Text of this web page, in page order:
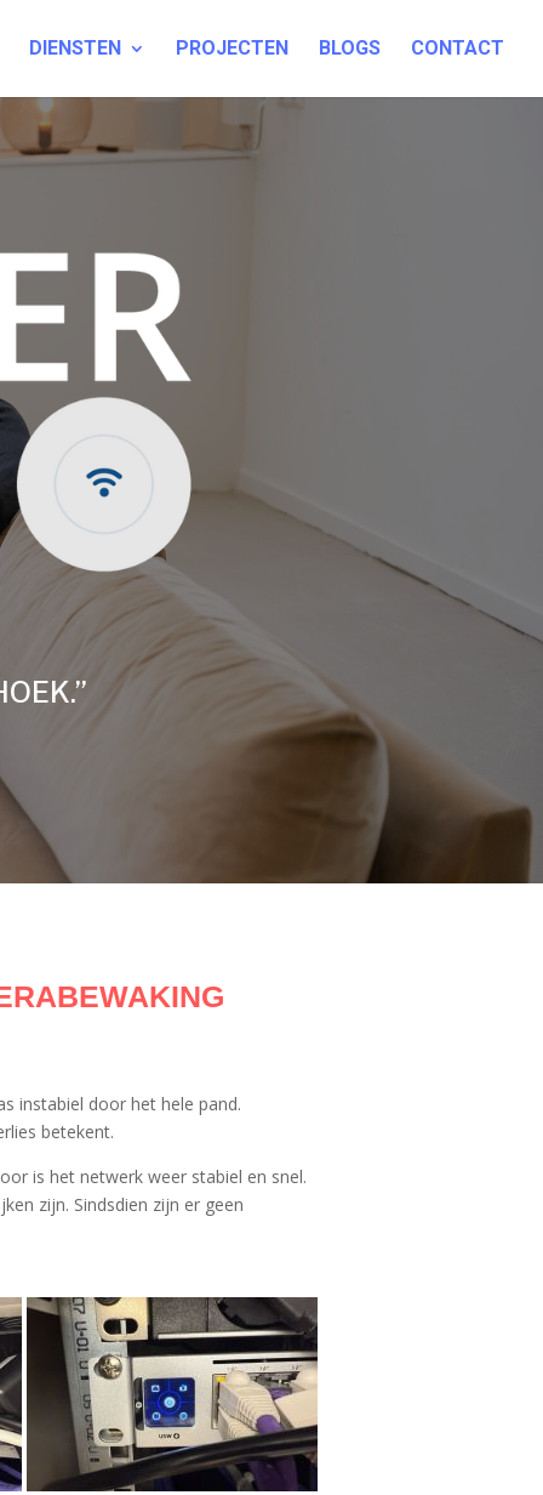
DIENSTEN PROJECTEN BLOGS CONTACT
instabiel door het hele pand.
betekent.
is het netwerk weer stabiel en snel.
zijn. Sindsdien zijn er geen